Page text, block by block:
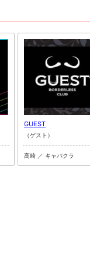
GUEST
（ゲスト）
高崎 ／ キャバクラ